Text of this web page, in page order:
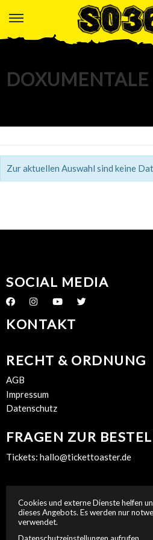
Zur aktuellen Auswahl sind keine
SOCIAL MEDIA
KONTAKT
RECHT & ORDNUNG
AGB
Impressum
Datenschutz
FRAGEN ZUR
Tickets: hallo@tickettoaster.de
Cookies und externe Dienste helfen
dieses Angebots. Es werden nur
verwendet.
Datenschutzeinstellungen aufrufen